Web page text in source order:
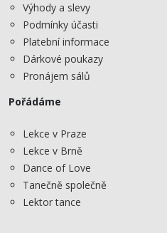
Výhody a slevy
Podmínky účasti
Platební informace
Dárkové poukazy
Pronájem sálů
Pořádáme
Lekce v Praze
Lekce v Brně
Dance of Love
Tanečně společně
Lektor tance